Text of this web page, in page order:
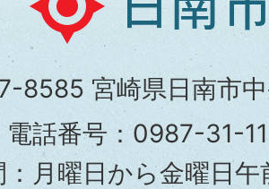
南
市
役
所
8585 宮崎県日南市
電話番号：0987-31-
：月曜日から金曜日